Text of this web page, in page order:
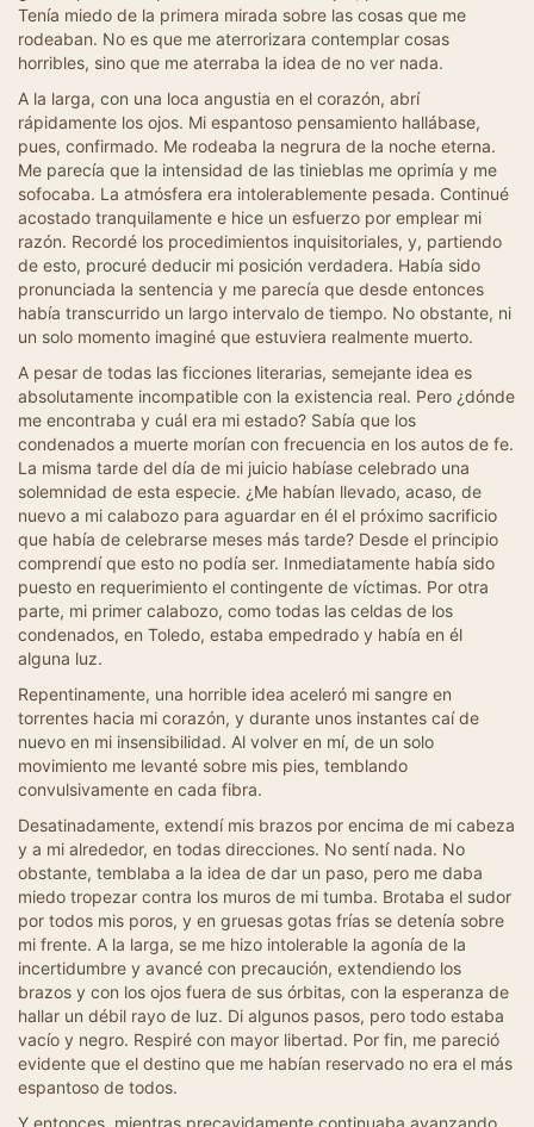
Tenía miedo de la primera mirada sobre las cosas que me
rodeaban. No es que me aterrorizara contemplar cosas
horribles, sino que me aterraba la idea de no ver nada.
A la larga, con una loca angustia en el corazón, abrí
rápidamente los ojos. Mi espantoso pensamiento hallábase,
pues, confirmado. Me rodeaba la negrura de la noche eterna.
Me parecía que la intensidad de las tinieblas me oprimía y me
sofocaba. La atmósfera era intolerablemente pesada. Continué
acostado tranquilamente e hice un esfuerzo por emplear mi
razón. Recordé los procedimientos inquisitoriales, y, partiendo
de esto, procuré deducir mi posición verdadera. Había sido
pronunciada la sentencia y me parecía que desde entonces
había transcurrido un largo intervalo de tiempo. No obstante, ni
un solo momento imaginé que estuviera realmente muerto.
A pesar de todas las ficciones literarias, semejante idea es
absolutamente incompatible con la existencia real. Pero ¿dónde
me encontraba y cuál era mi estado? Sabía que los
condenados a muerte morían con frecuencia en los autos de fe.
La misma tarde del día de mi juicio habíase celebrado una
solemnidad de esta especie. ¿Me habían llevado, acaso, de
nuevo a mi calabozo para aguardar en él el próximo sacrificio
que había de celebrarse meses más tarde? Desde el principio
comprendí que esto no podía ser. Inmediatamente había sido
puesto en requerimiento el contingente de víctimas. Por otra
parte, mi primer calabozo, como todas las celdas de los
condenados, en Toledo, estaba empedrado y había en él
alguna luz.
Repentinamente, una horrible idea aceleró mi sangre en
torrentes hacia mi corazón, y durante unos instantes caí de
nuevo en mi insensibilidad. Al volver en mí, de un solo
movimiento me levanté sobre mis pies, temblando
convulsivamente en cada fibra.
Desatinadamente, extendí mis brazos por encima de mi cabeza
y a mi alrededor, en todas direcciones. No sentí nada. No
obstante, temblaba a la idea de dar un paso, pero me daba
miedo tropezar contra los muros de mi tumba. Brotaba el sudor
por todos mis poros, y en gruesas gotas frías se detenía sobre
mi frente. A la larga, se me hizo intolerable la agonía de la
incertidumbre y avancé con precaución, extendiendo los
brazos y con los ojos fuera de sus órbitas, con la esperanza de
hallar un débil rayo de luz. Di algunos pasos, pero todo estaba
vacío y negro. Respiré con mayor libertad. Por fin, me pareció
evidente que el destino que me habían reservado no era el más
espantoso de todos.
Y entonces, mientras precavidamente continuaba avanzando,